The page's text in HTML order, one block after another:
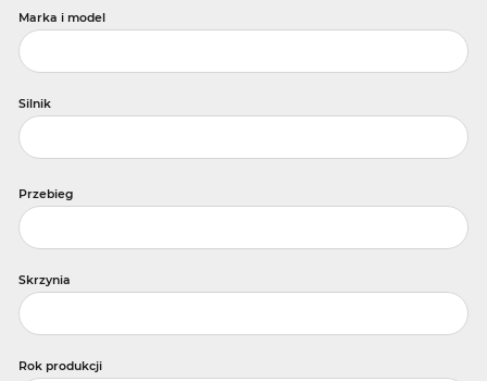
Marka i model
Silnik
Przebieg
Skrzynia
Rok produkcji